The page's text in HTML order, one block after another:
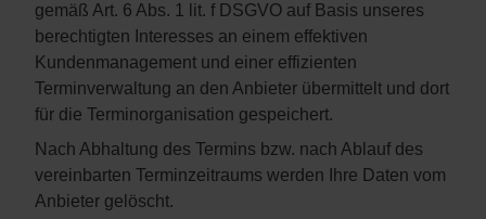
gemäß Art. 6 Abs. 1 lit. f DSGVO auf Basis unseres
berechtigten Interesses an einem effektiven
Kundenmanagement und einer effizienten
Terminverwaltung an den Anbieter übermittelt und dort
für die Terminorganisation gespeichert.
Nach Abhaltung des Termins bzw. nach Ablauf des
vereinbarten Terminzeitraums werden Ihre Daten vom
Anbieter gelöscht.